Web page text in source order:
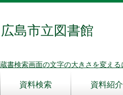
広島市立図書館
蔵書検索画面の文字の大きさを変える
資料検索 資料紹介